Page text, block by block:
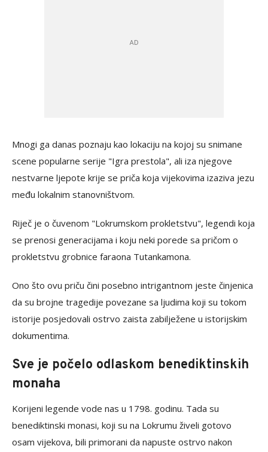
Mnogi ga danas poznaju kao lokaciju na kojoj su snimane
scene popularne serije "Igra prestola", ali iza njegove
nestvarne ljepote krije se priča koja vijekovima izaziva jezu
među lokalnim stanovništvom.
Riječ je o čuvenom "Lokrumskom prokletstvu", legendi koja
se prenosi generacijama i koju neki porede sa pričom o
prokletstvu grobnice faraona Tutankamona.
Ono što ovu priču čini posebno intrigantnom jeste činjenica
da su brojne tragedije povezane sa ljudima koji su tokom
istorije posjedovali ostrvo zaista zabilježene u istorijskim
dokumentima.
Sve je počelo odlaskom benediktinskih
monaha
Korijeni legende vode nas u 1798. godinu. Tada su
benediktinski monasi, koji su na Lokrumu živeli gotovo
osam vijekova, bili primorani da napuste ostrvo nakon